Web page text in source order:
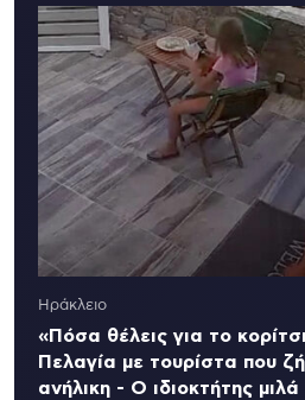
Ηράκλειο
«Πόσα θέλεις για το
Πελαγία με τουρίστα που
ανήλικη - Ο ιδιοκτήτης